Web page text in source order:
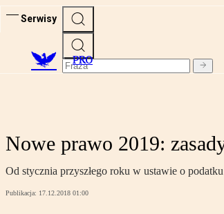
Serwisy
PRO
Nowe prawo 2019:
Od stycznia przyszłego roku w ustawie o
Publikacja: 17.12.2018 01:00